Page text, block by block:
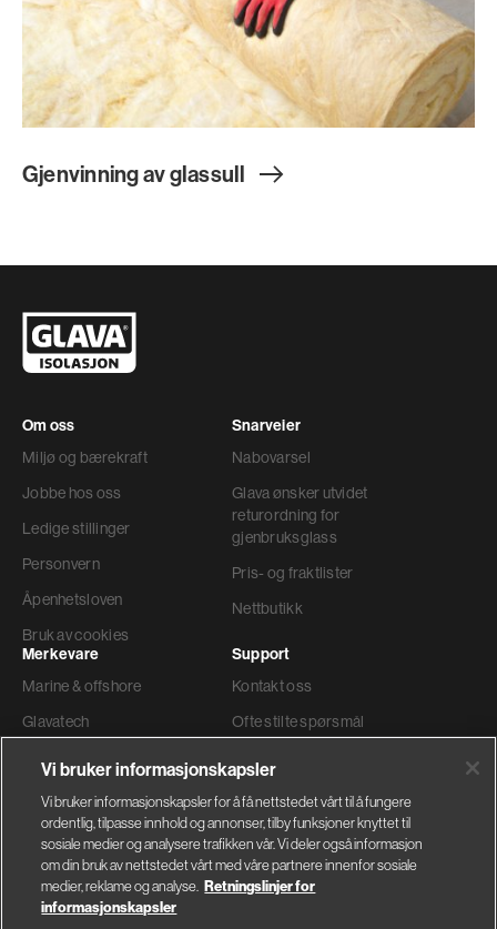
Gjenvinning av glassull
Om oss
Miljø og bærekraft
Jobbe hos oss
Ledige stillinger
Personvern
Åpenhetsloven
Bruk av cookies
Snarveier
Nabovarsel
Glava ønsker utvidet
returordning for
gjenbruksglass
Pris- og fraktlister
Nettbutikk
Merkevare
Marine & offshore
Glavatech
Weber
Support
Kontakt oss
Ofte stilte spørsmål
Ordre og levering
Faktura adresse
Vi bruker informasjonskapsler
Vi bruker informasjonskapsler for å få nettstedet vårt til å fungere
ordentlig, tilpasse innhold og annonser, tilby funksjoner knyttet til
sosiale medier og analysere trafikken vår. Vi deler også informasjon
om din bruk av nettstedet vårt med våre partnere innenfor sosiale
medier, reklame og analyse. Retningslinjer for
informasjonskapsler